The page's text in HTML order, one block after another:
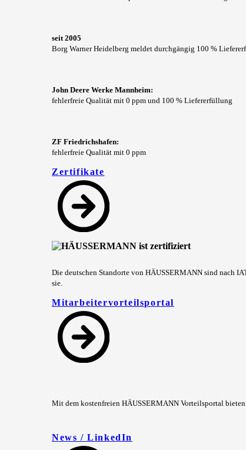
seit 2005
Borg Warner Heidelberg meldet durchgängig 100 %
John Deere Werke Mannheim:
fehlerfreie Qualität mit 0 ppm und 100 % Liefererfüllung
ZF Friedrichshafen:
fehlerfreie Qualität mit 0 ppm
Zertifikate
Die deutschen Standorte von HÄUSSERMANN sind nach
sie.
Mitarbeitervorteilsportal
Mit dem kostenfreien HÄUSSERMANN Vorteilsportal
News / LinkedIn